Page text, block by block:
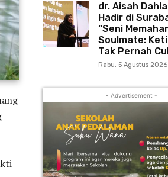
dr. Aisah
Hadir di
“Seni
Soulmate:
Tak Pernah
Rabu, 5 Agustus 2026
- Advertisement -